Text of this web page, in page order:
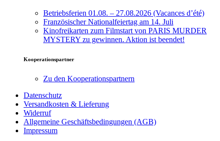
Betriebsferien 01.08. – 27.08.2026 (Vacances d’été)
Französischer Nationalfeiertag am 14. Juli
Kinofreikarten zum Filmstart von PARIS MURDER
MYSTERY zu gewinnen. Aktion ist beendet!
Kooperationspartner
Zu den Kooperationspartnern
Datenschutz
Versandkosten & Lieferung
Widerruf
Allgemeine Geschäftsbedingungen (AGB)
Impressum